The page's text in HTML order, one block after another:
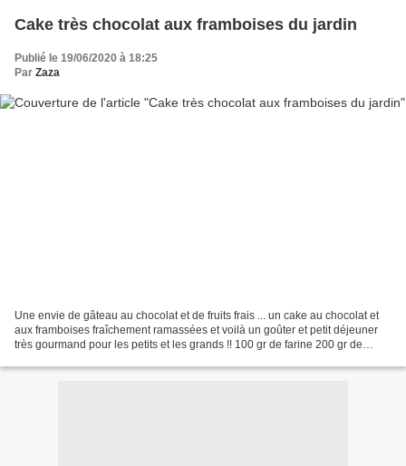
Cake très chocolat aux framboises du jardin
Publié le 19/06/2020 à 18:25
Par Zaza
Une envie de gâteau au chocolat et de fruits frais ... un cake au chocolat et
aux framboises fraîchement ramassées et voilà un goûter et petit déjeuner
très gourmand pour les petits et les grands !! 100 gr de farine 200 gr de